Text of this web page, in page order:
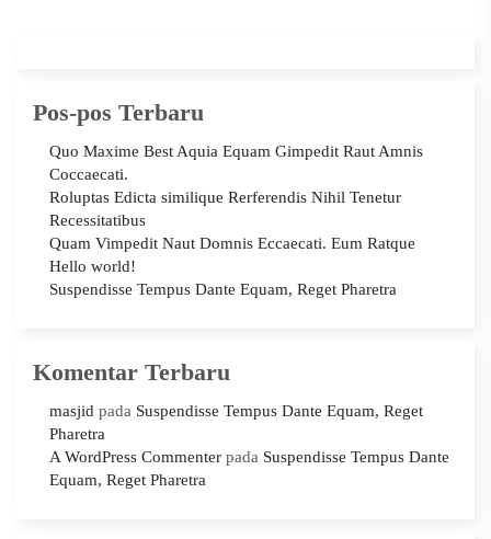
Pos-pos Terbaru
Quo Maxime Best Aquia Equam Gimpedit Raut Amnis
Coccaecati.
Roluptas Edicta similique Rerferendis Nihil Tenetur
Recessitatibus
Quam Vimpedit Naut Domnis Eccaecati. Eum Ratque
Hello world!
Suspendisse Tempus Dante Equam, Reget Pharetra
Komentar Terbaru
masjid pada Suspendisse Tempus Dante Equam, Reget
Pharetra
A WordPress Commenter pada Suspendisse Tempus Dante
Equam, Reget Pharetra